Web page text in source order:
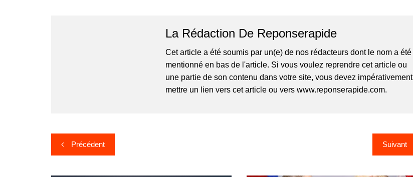
La Rédaction De Reponserapide
Cet article a été soumis par un(e) de nos rédacteurs dont le nom a été
mentionné en bas de l'article. Si vous voulez reprendre cet article ou
une partie de son contenu dans votre site, vous devez impérativement
mettre un lien vers cet article ou vers www.reponserapide.com.
Navigation
de
Précédent Suivant